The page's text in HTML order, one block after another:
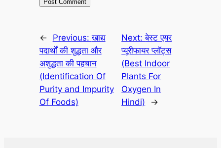
← Previous:खाद्य
पदार्थों की शुद्धता और
अशुद्धता की पहचान
(Identification Of
Purity and Impurity
Of Foods)
Next:बेस्ट एयर
प्यूरीफायर प्लॉट्स
(Best Indoor
Plants For
Oxygen In
Hindi)
→